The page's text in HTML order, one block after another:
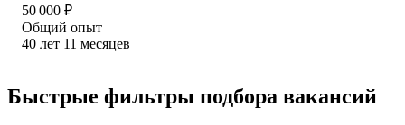
50 000 ₽
Общий опыт
40 лет 11 месяцев
Быстрые фильтры подбора вакансий